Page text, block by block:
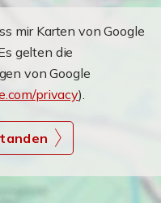
mir Karten von Google
gelten die
von Google
privacy).